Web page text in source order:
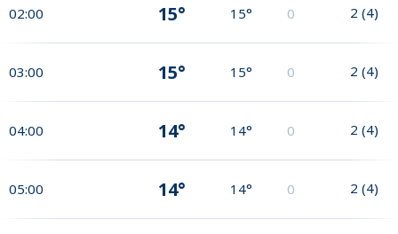
02:00 15° 15° 0 2 (4)
03:00 15° 15° 0 2 (4)
04:00 14° 14° 0 2 (4)
05:00 14° 14° 0 2 (4)